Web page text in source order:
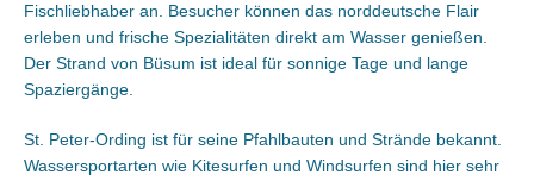
Fischliebhaber an. Besucher können das norddeutsche Flair
erleben und frische Spezialitäten direkt am Wasser genießen.
Der Strand von Büsum ist ideal für sonnige Tage und lange
Spaziergänge.
St. Peter-Ording ist für seine Pfahlbauten und Strände bekannt.
Wassersportarten wie Kitesurfen und Windsurfen sind hier sehr